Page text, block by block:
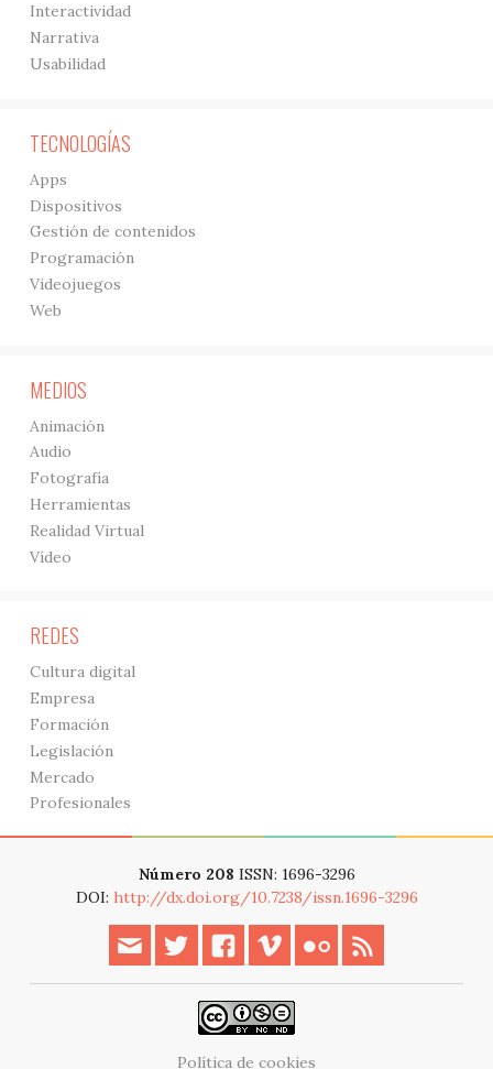
Interactividad
Narrativa
Usabilidad
TECNOLOGÍAS
Apps
Dispositivos
Gestión de contenidos
Programación
Videojuegos
Web
MEDIOS
Animación
Audio
Fotografía
Herramientas
Realidad Virtual
Vídeo
REDES
Cultura digital
Empresa
Formación
Legislación
Mercado
Profesionales
Número 208 ISSN: 1696-3296
DOI: http://dx.doi.org/10.7238/issn.1696-3296
Política de cookies